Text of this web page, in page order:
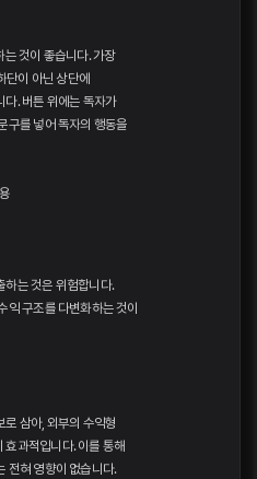
것이 좋습니다. 가장
단이 아닌 상단에
다. 버튼 위에는 독자가
구를 넣어 독자의 행동을
하는 것은 위험합니다.
익 구조를 다변화하는 것이
삼아, 외부의 수익형
효과적입니다. 이를 통해
전혀 영향이 없습니다.